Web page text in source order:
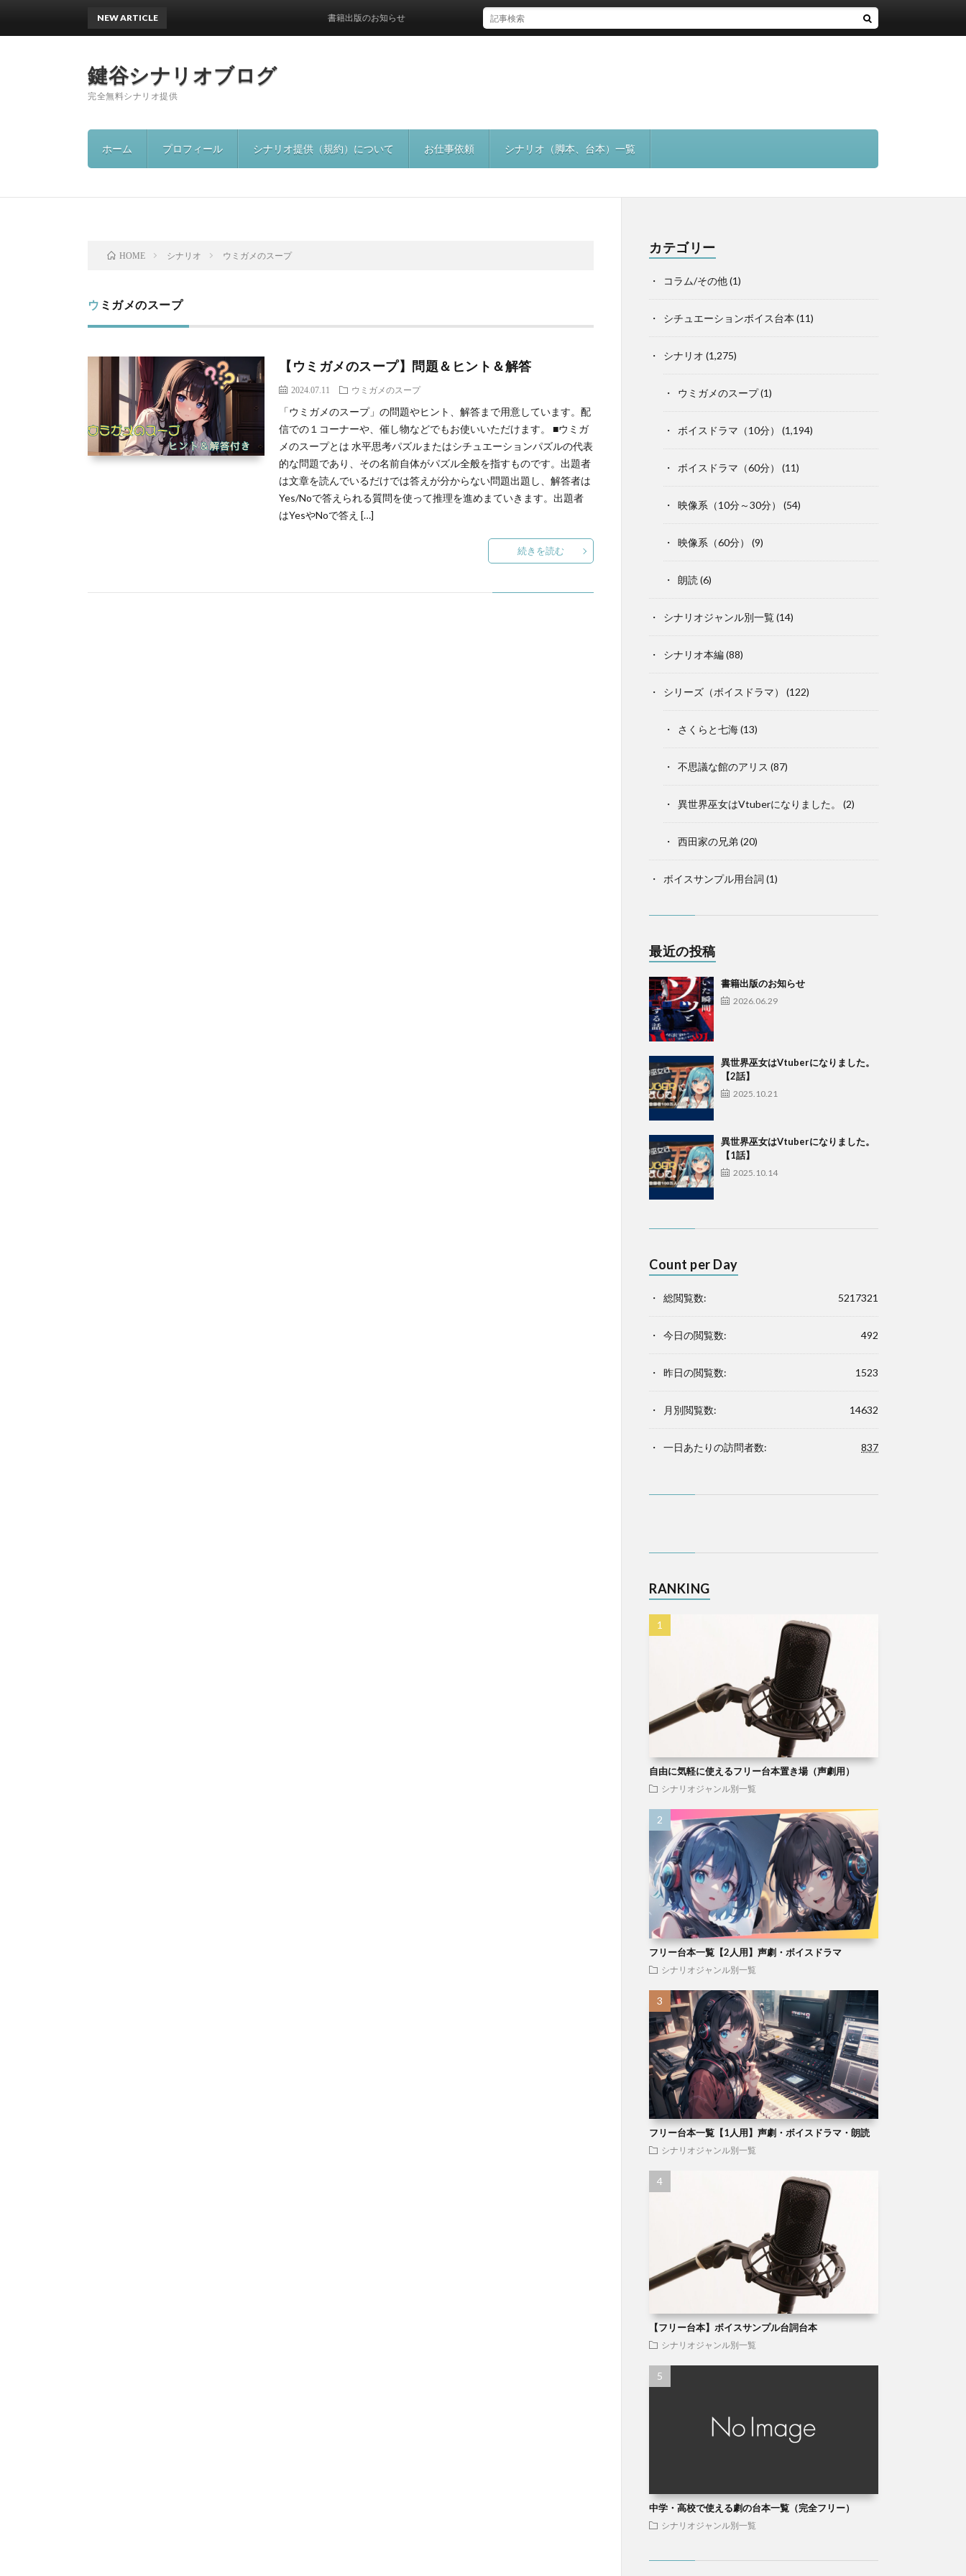
鍵谷シナリオブログ
完全無料シナリオ提供
ホーム プロフィール シナリオ提供（規約）について お仕事依頼 シナリオ（脚本、台本）一覧
NEW ARTICLE 書籍出版のお知らせ
HOME シナリオ ウミガメのスープ
ウミガメのスープ
【ウミガメのスープ】問題＆ヒント＆解答
2024.07.11 ウミガメのスープ
「ウミガメのスープ」の問題やヒント、解答まで用意しています。配
信での１コーナーや、催し物などでもお使いいただけます。 ■ウミガ
メのスープとは 水平思考パズルまたはシチュエーションパズルの代表
的な問題であり、その名前自体がパズル全般を指すものです。出題者
は文章を読んでいるだけでは答えが分からない問題出題し、解答者は
Yes/Noで答えられる質問を使って推理を進めまていきます。出題者
はYesやNoで答え […]
続きを読む
カテゴリー
コラム/その他(1)
シチュエーションボイス台本 (11)
シナリオ (1,275)
ウミガメのスープ(1)
ボイスドラマ（10分） (1,194)
ボイスドラマ（60分） (11)
映像系（10分～30分） (54)
映像系（60分） (9)
朗読 (6)
シナリオジャンル別一覧(14)
シナリオ本編(88)
シリーズ（ボイスドラマ） (122)
さくらと七海(13)
不思議な館のアリス (87)
異世界巫女はVtuberになりました。 (2)
西田家の兄弟 (20)
ボイスサンプル用台詞 (1)
最近の投稿
書籍出版のお知らせ
2026.06.29
異世界巫女はVtuberになりました。
【2話】
2025.10.21
異世界巫女はVtuberになりました。
【1話】
2025.10.14
Count per Day
5217321
総閲覧数:
492
今日の閲覧数:
1523
昨日の閲覧数:
14632
月別閲覧数:
837
一日あたりの訪問者数:
RANKING
自由に気軽に使えるフリー台本置き場（声劇用）
シナリオジャンル別一覧
フリー台本一覧【2人用】声劇・ボイスドラマ
シナリオジャンル別一覧
フリー台本一覧【1人用】声劇・ボイスドラマ・朗読
シナリオジャンル別一覧
【フリー台本】ボイスサンプル台詞台本
シナリオジャンル別一覧
中学・高校で使える劇の台本一覧（完全フリー）
シナリオジャンル別一覧